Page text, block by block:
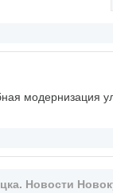
модернизация
Новости